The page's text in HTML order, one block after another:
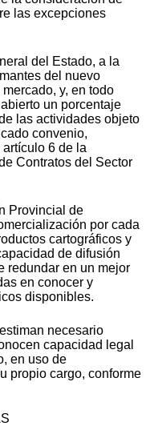
las excepciones
del Estado, a la
del nuevo
y, en todo
un porcentaje
las actividades objeto
convenio,
6 de la
Contratos del Sector
Provincial de
por cada
cartográficos y
de difusión
redundar en un mejor
en conocer y
disponibles.
necesario
capacidad legal
en uso de
propio cargo, conforme